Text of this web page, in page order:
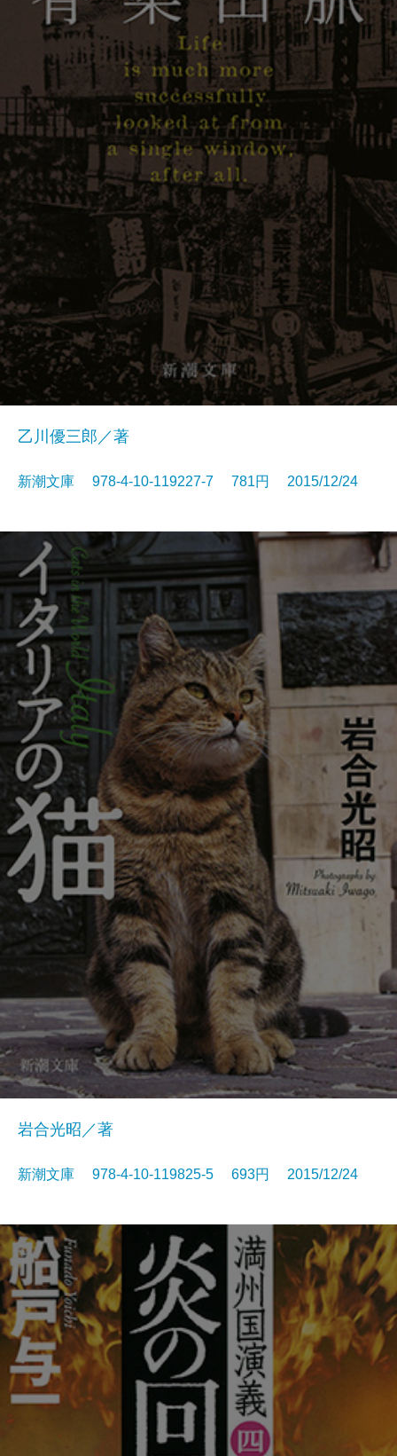
乙川優三郎／著
新潮文庫 978-4-10-119227-7 781円 2015/12/24
岩合光昭／著
新潮文庫 978-4-10-119825-5 693円 2015/12/24